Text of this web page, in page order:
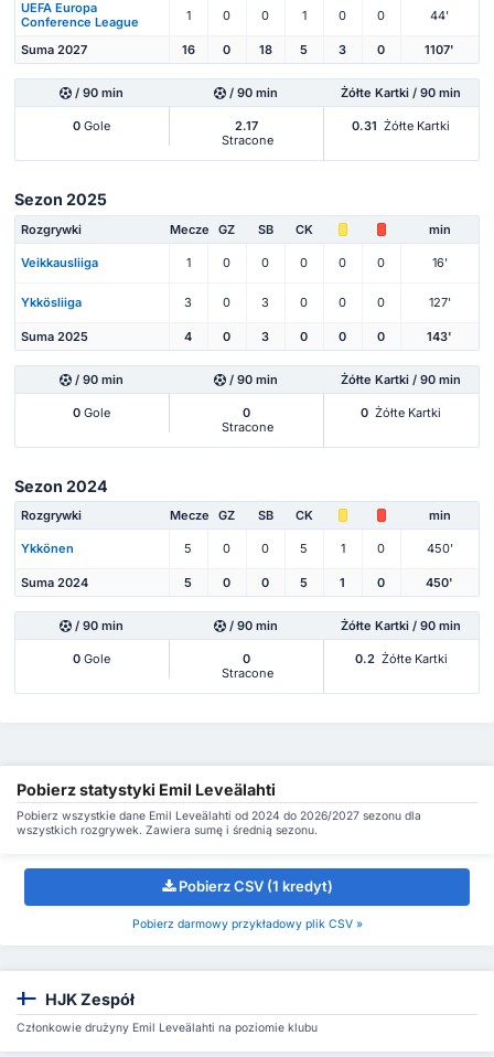
UEFA Europa
Conference League
1 0 0 1 0 0 44'
Suma 2027 16 0 18 5 3 0 1107'
/ 90 min / 90 min Żółte Kartki / 90 min
0 Gole
2.17
Stracone
0.31 Żółte Kartki
Sezon 2025
Rozgrywki Mecze GZ SB CK min
Veikkausliiga 1 0 0 0 0 0 16'
Ykkösliiga 3 0 3 0 0 0 127'
Suma 2025 4 0 3 0 0 0 143'
/ 90 min / 90 min Żółte Kartki / 90 min
0 Gole
0
Stracone
0 Żółte Kartki
Sezon 2024
Rozgrywki Mecze GZ SB CK min
Ykkönen 5 0 0 5 1 0 450'
Suma 2024 5 0 0 5 1 0 450'
/ 90 min / 90 min Żółte Kartki / 90 min
0 Gole
0
Stracone
0.2 Żółte Kartki
Pobierz statystyki Emil Leveälahti
Pobierz wszystkie dane Emil Leveälahti od 2024 do 2026/2027 sezonu dla
wszystkich rozgrywek. Zawiera sumę i średnią sezonu.
Pobierz CSV (1 kredyt)
Pobierz darmowy przykładowy plik CSV »
HJK Zespół
Członkowie drużyny Emil Leveälahti na poziomie klubu